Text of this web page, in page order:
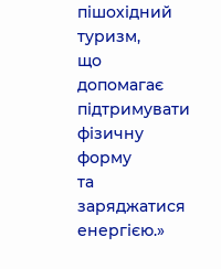
пішохідний
туризм,
що
допомагає
підтримувати
фізичну
форму
та
заряджатися
енергією.»